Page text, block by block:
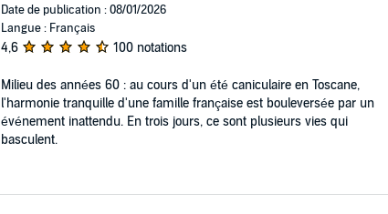
Date de publication : 08/01/2026
Langue : Français
4,6 100 notations
Milieu des années 60 : au cours d'un été caniculaire en Toscane,
l'harmonie tranquille d'une famille française est bouleversée par un
événement inattendu. En trois jours, ce sont plusieurs vies qui
basculent.